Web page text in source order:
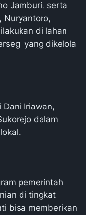
Jamburi, serta
Nuryantoro,
di lahan
yang dikelola
Dani Iriawan,
dalam
pemerintah
di tingkat
bisa memberikan